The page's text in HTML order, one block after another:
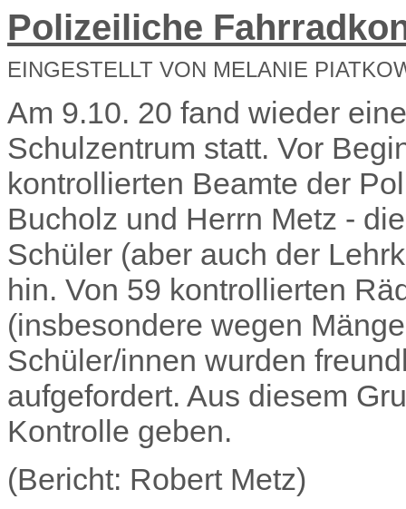
Polizeiliche
EINGESTELLT VON MELANIE
Am 9.10. 20 fand wieder
Schulzentrum statt. Vor
kontrollierten Beamte der
Bucholz und Herrn Metz -
Schüler (aber auch der
hin. Von 59 kontrollierten
(insbesondere wegen
Schüler/innen wurden
aufgefordert. Aus diesem
Kontrolle geben.
(Bericht: Robert Metz)